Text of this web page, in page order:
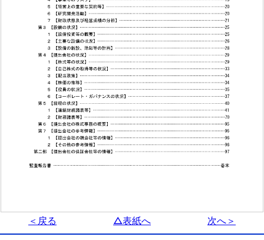
＜戻る △表紙へ 次へ＞